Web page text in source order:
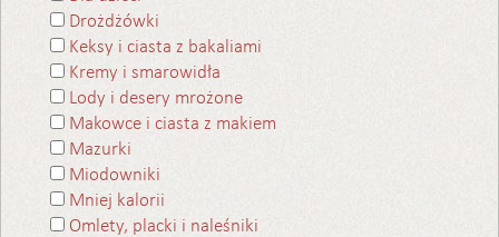
Drożdżówki
Keksy i ciasta z bakaliami
Kremy i smarowidła
Lody i desery mrożone
Makowce i ciasta z makiem
Mazurki
Miodowniki
Mniej kalorii
Omlety, placki i naleśniki